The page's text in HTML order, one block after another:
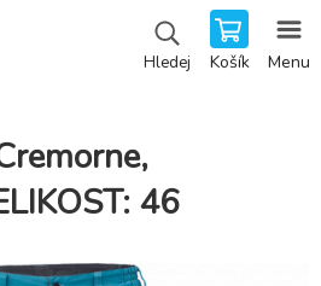
Hledej Košík Menu
46